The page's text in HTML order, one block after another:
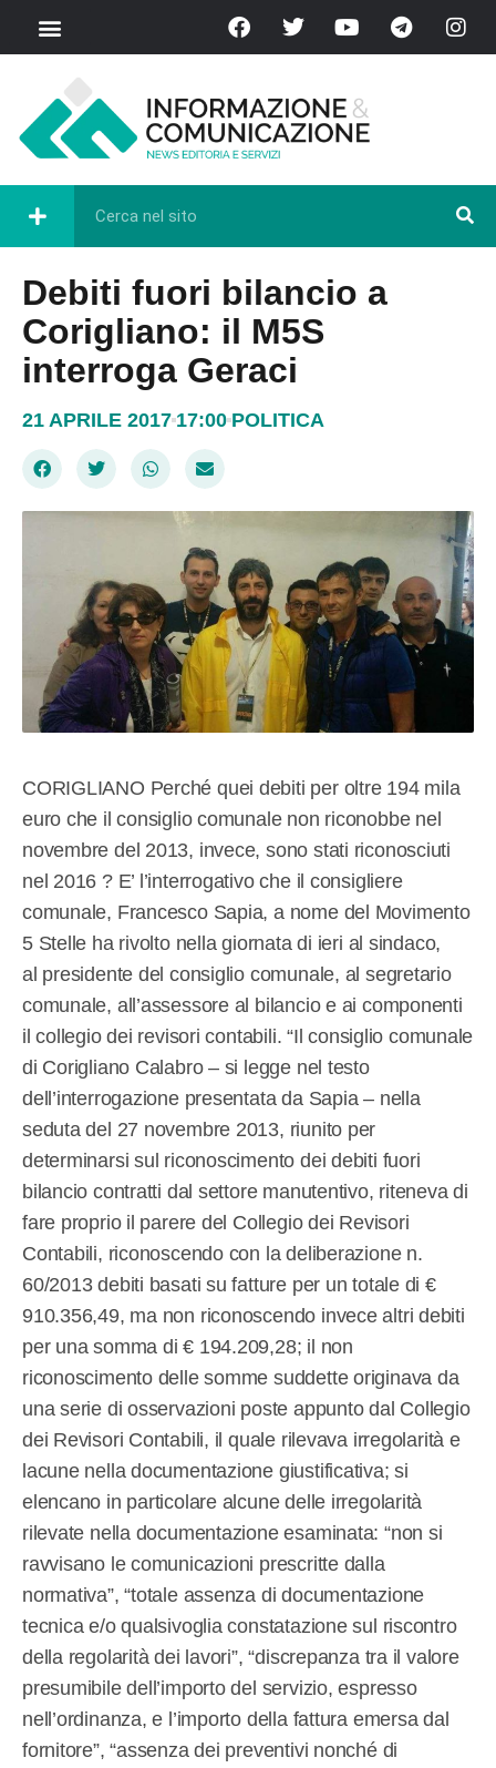
Debiti fuori bilancio a
Corigliano: il M5S
interroga Geraci
21 APRILE 2017 17:00 POLITICA
CORIGLIANO Perché quei debiti per oltre 194 mila
euro che il consiglio comunale non riconobbe nel
novembre del 2013, invece, sono stati riconosciuti
nel 2016 ? E’ l’interrogativo che il consigliere
comunale, Francesco Sapia, a nome del Movimento
5 Stelle ha rivolto nella giornata di ieri al sindaco,
al presidente del consiglio comunale, al segretario
comunale, all’assessore al bilancio e ai componenti
il collegio dei revisori contabili. “Il consiglio comunale
di Corigliano Calabro – si legge nel testo
dell’interrogazione presentata da Sapia – nella
seduta del 27 novembre 2013, riunito per
determinarsi sul riconoscimento dei debiti fuori
bilancio contratti dal settore manutentivo, riteneva di
fare proprio il parere del Collegio dei Revisori
Contabili, riconoscendo con la deliberazione n.
60/2013 debiti basati su fatture per un totale di €
910.356,49, ma non riconoscendo invece altri debiti
per una somma di € 194.209,28; il non
riconoscimento delle somme suddette originava da
una serie di osservazioni poste appunto dal Collegio
dei Revisori Contabili, il quale rilevava irregolarità e
lacune nella documentazione giustificativa; si
elencano in particolare alcune delle irregolarità
rilevate nella documentazione esaminata: “non si
ravvisano le comunicazioni prescritte dalla
normativa”, “totale assenza di documentazione
tecnica e/o qualsivoglia constatazione sul riscontro
della regolarità dei lavori”, “discrepanza tra il valore
presumibile dell’importo del servizio, espresso
nell’ordinanza, e l’importo della fattura emersa dal
fornitore”, “assenza dei preventivi nonché di